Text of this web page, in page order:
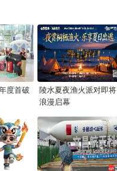
度首破
陵水夏夜渔火派对即将
浪漫启幕